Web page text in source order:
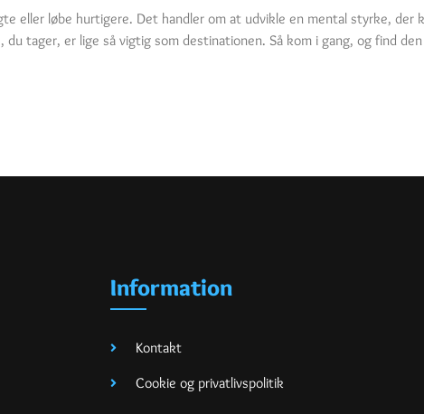
løbe hurtigere. Det handler om at udvikle en mental styrke, der
tager, er lige så vigtig som destinationen. Så kom i gang, og find
Information
Kontakt
Cookie og privatlivspolitik